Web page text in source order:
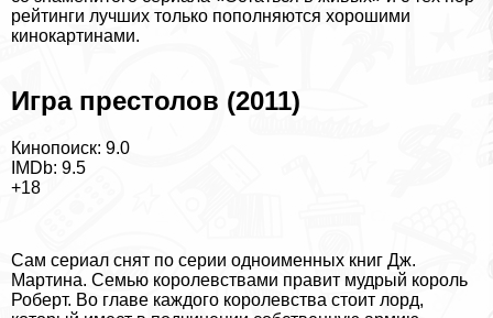
рейтинги лучших только пополняются хорошими
кинокартинами.
Игра престолов (2011)
Кинопоиск: 9.0
IMDb: 9.5
+18
Сам сериал снят по серии одноименных книг Дж.
Мартина. Семью королевствами правит мудрый король
Роберт. Во главе каждого королевства стоит лорд,